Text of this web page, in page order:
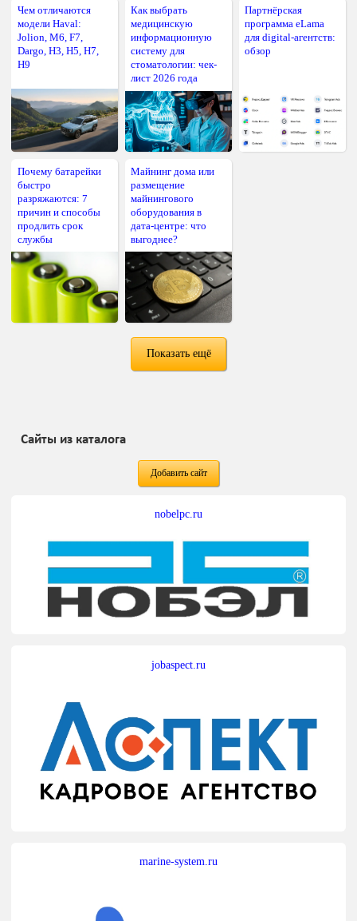
Чем отличаются
модели Haval:
Jolion, M6, F7,
Dargo, H3, H5, H7,
H9
Как выбрать
медицинскую
информационную
систему для
стоматологии: чек-
лист 2026 года
Партнёрская
программа eLama
для digital-агентств:
обзор
Почему батарейки
быстро
разряжаются: 7
причин и способы
продлить срок
службы
Майнинг дома или
размещение
майнингового
оборудования в
дата-центре: что
выгоднее?
Показать ещё
Сайты из каталога
Добавить сайт
nobelpc.ru
jobaspect.ru
marine-system.ru